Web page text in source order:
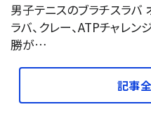
男子テニスのブラチスラバ
ラバ、クレー、ATPチャレン
勝が…
記事